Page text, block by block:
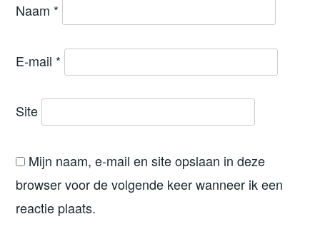
Naam *
E-mail *
Site
Mijn naam, e-mail en site opslaan in deze
browser voor de volgende keer wanneer ik een
reactie plaats.